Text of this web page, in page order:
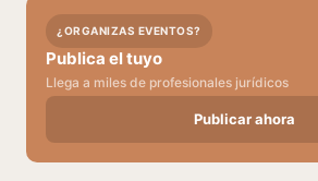
¿ORGANIZAS EVENTOS?
Publica el tuyo
Llega a miles de profesionales jurídicos
Publicar ahora